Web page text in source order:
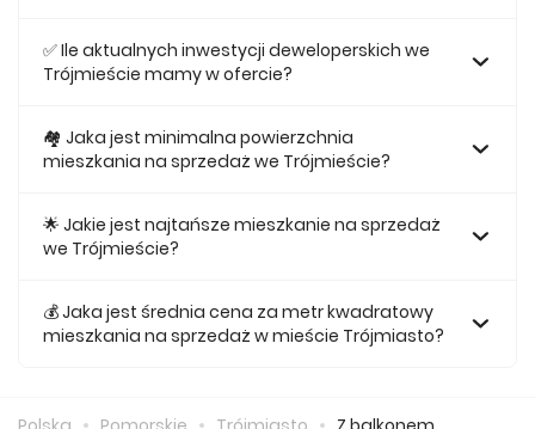
we Trójmieście.
✅ Ile aktualnych inwestycji deweloperskich we
Trójmieście mamy w ofercie?
deweloperskich we Trójmieście.
🏘 Jaka jest minimalna powierzchnia
mieszkania na sprzedaż we Trójmieście?
Trójmieście jest 25,07.
🌟 Jakie jest najtańsze mieszkanie na sprzedaż
we Trójmieście?
ofercie kosztuje 326 374 zł.
💰 Jaka jest średnia cena za metr kwadratowy
mieszkania na sprzedaż w mieście Trójmiasto?